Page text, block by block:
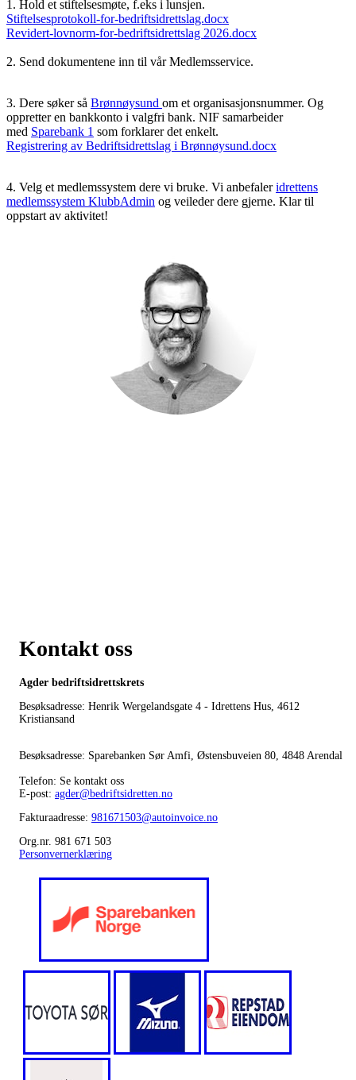
1. Hold et stiftelsesmøte, f.eks i lunsjen.
Stiftelsesprotokoll-for-bedriftsidrettslag.docx
Revidert-lovnorm-for-bedriftsidrettslag 2026.docx
2. Send dokumentene inn til vår Medlemsservice.
3. Dere søker så Brønnøysund om et organisasjonsnummer. Og
oppretter en bankkonto i valgfri bank. NIF samarbeider
med Sparebank 1 som forklarer det enkelt.
Registrering av Bedriftsidrettslag i Brønnøysund.docx
4. Velg et medlemssystem dere vi bruke. Vi anbefaleridrettens
medlemssystem KlubbAdmin og veileder dere gjerne. Klar til
oppstart av aktivitet!
Kontakt oss
Agder bedriftsidrettskrets
Besøksadresse: Henrik Wergelandsgate 4 - Idrettens Hus, 4612
Kristiansand
Besøksadresse: Sparebanken Sør Amfi, Østensbuveien 80, 4848 Arendal
Telefon: Se kontakt oss
E-post: agder@bedriftsidretten.no
Fakturaadresse: 981671503@autoinvoice.no
Org.nr. 981 671 503
Personvernerklæring